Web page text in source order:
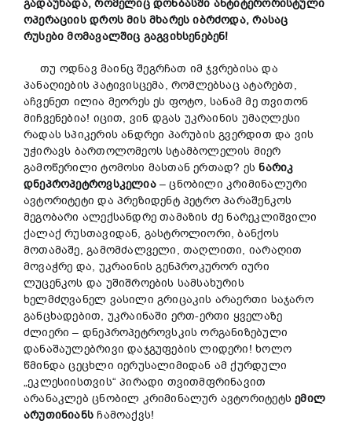
გადაუხადა, რომელიც დონბასში ანტიტერორისტული
ოპერაციის დროს მის მხარეს იბრძოდა, რასაც
რუსები მომავალშიც გაგვიხსენებენ!
თუ ოდნავ მაინც შეგრჩათ იმ ჯვრებისა და
პანაღიების პატივისცემა, რომლებსაც ატარებთ,
აჩვენეთ ილია მეორეს ეს ფოტო, სანამ მე თვითონ
მიჩვენებია! იცით, ვინ დგას უკრაინის უმაღლესი
რადას სპიკერის ანდრეი პარუბის გვერდით და ვის
უჭირავს ბართოლომეოს სტამბოლელის მიერ
გამოწერილი ტომოსი მასთან ერთად? ესნარიკ
დნეპროპეტროვსკელია– ცნობილი კრიმინალური
ავტორიტეტი და პრეზიდენტ პეტრო პარაშენკოს
მეგობარი ალექსანდრე თამაზის ძე ნარეკლიშვილი
ქალაქ რუსთავიდან, გასტროლიორი, ბანქოს
მოთამაშე, გამომძალველი, თაღლითი, იარაღით
მოვაჭრე და, უკრაინის გენპროკურორ იური
ლუცენკოს და უშიშროების სამსახურის
ხელმძღვანელ ვასილი გრიცაკის არაერთი საჯარო
განცხადებით, უკრაინაში ერთ-ერთი ყველაზე
ძლიერი – დნეპროპეტროვსკის ორგანიზებული
დანაშაულებრივი დაჯგუფების ლიდერი! ხოლო
წმინდა ცეცხლი იერუსალიმიდან ამ ქურდული
„ეკლესიისთვის“ პირადი თვითმფრინავით
არანაკლებ ცნობილ კრიმინალურ ავტორიტეტსემილ
არუთინიანს ჩამოაქვს!